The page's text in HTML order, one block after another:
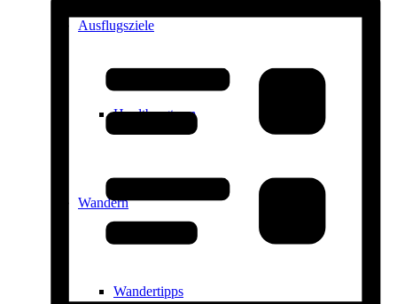
Ausflugsziele
Hardtbergturm
Wandern
Wandertipps